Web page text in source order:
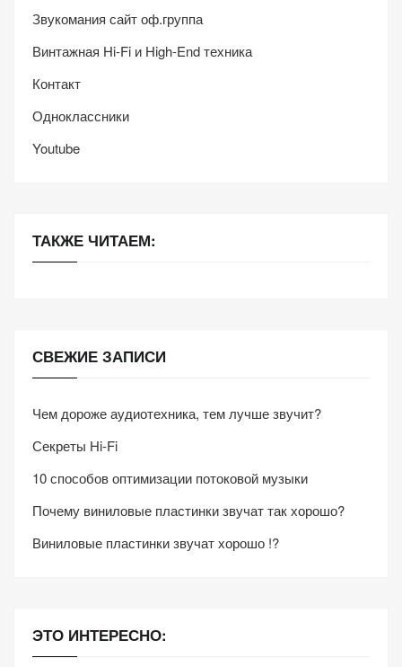
Звукомания сайт оф.группа
Винтажная Hi-Fi и High-End техника
Контакт
Одноклассники
Youtube
ТАКЖЕ ЧИТАЕМ:
СВЕЖИЕ ЗАПИСИ
Чем дороже аудиотехника, тем лучше звучит?
Секреты Hi-Fi
10 способов оптимизации потоковой музыки
Почему виниловые пластинки звучат так хорошо?
Виниловые пластинки звучат хорошо !?
ЭТО ИНТЕРЕСНО: